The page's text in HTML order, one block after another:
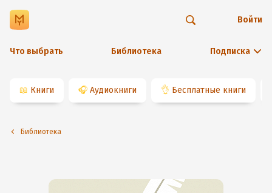
Что выбрать Библиотека Подписка
Войти
📖 Книги 🎧 Аудиокниги 👌 Бесплатные книги
Библиотека